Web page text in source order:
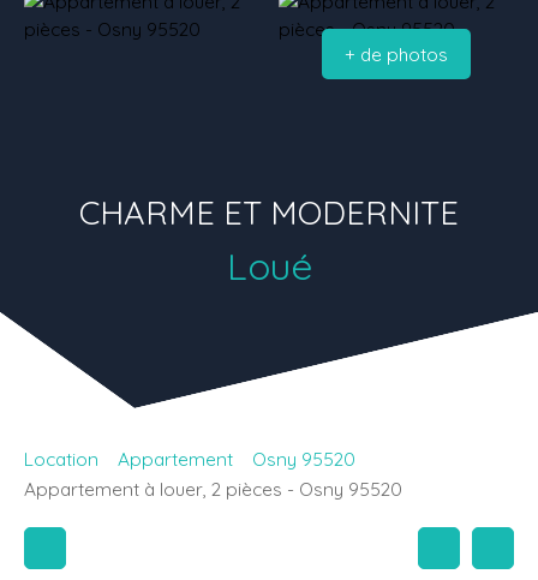
+ de photos
CHARME ET MODERNITE
Loué
Location Appartement
Osny 95520
Appartement à louer, 2 pièces - Osny 95520